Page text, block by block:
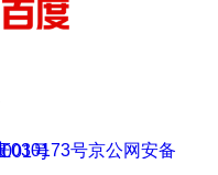
030173号
号